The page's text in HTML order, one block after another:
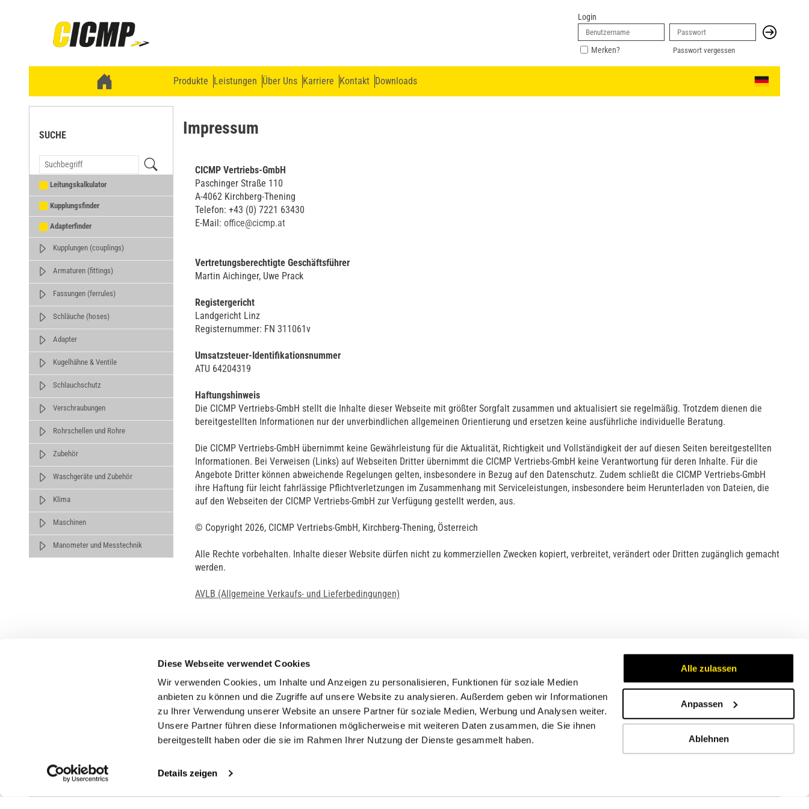
Diese Webseite verwendet Cookies
Wir verwenden Cookies, um Inhalte und Anzeigen zu personalisieren, Funktionen für soziale Medien
anbieten zu können und die Zugriffe auf unsere Website zu analysieren. Außerdem geben wir Informationen
zu Ihrer Verwendung unserer Website an unsere Partner für soziale Medien, Werbung und Analysen weiter.
Unsere Partner führen diese Informationen möglicherweise mit weiteren Daten zusammen, die Sie ihnen
bereitgestellt haben oder die sie im Rahmen Ihrer Nutzung der Dienste gesammelt haben.
Details zeigen
Alle zulassen
Anpassen
Ablehnen
Login
Merken? Passwort vergessen
Produkte Leistungen Über Uns Karriere Kontakt Downloads
SUCHE
Leitungskalkulator
Kupplungsfinder
Adapterfinder
Kupplungen (couplings)
Armaturen (fittings)
Fassungen (ferrules)
Schläuche (hoses)
Adapter
Kugelhähne & Ventile
Schlauchschutz
Verschraubungen
Rohrschellen und Rohre
Zubehör
Waschgeräte und Zubehör
Klima
Maschinen
Manometer und Messtechnik
Impressum
CICMP Vertriebs-GmbH
Paschinger Straße 110
A-4062 Kirchberg-Thening
Telefon: +43 (0) 7221 63430
E-Mail: office@cicmp.at
Vertretungsberechtigte Geschäftsführer
Martin Aichinger, Uwe Prack
Registergericht
Landgericht Linz
Registernummer: FN 311061v
Umsatzsteuer-Identifikationsnummer
ATU 64204319
Haftungshinweis
Die CICMP Vertriebs-GmbH stellt die Inhalte dieser Webseite mit größter Sorgfalt zusammen und aktualisiert sie regelmäßig. Trotzdem dienen die
bereitgestellten Informationen nur der unverbindlichen allgemeinen Orientierung und ersetzen keine ausführliche individuelle Beratung.
Die CICMP Vertriebs-GmbH übernimmt keine Gewährleistung für die Aktualität, Richtigkeit und Vollständigkeit der auf diesen Seiten bereitgestellten
Informationen. Bei Verweisen (Links) auf Webseiten Dritter übernimmt die CICMP Vertriebs-GmbH keine Verantwortung für deren Inhalte. Für die
Angebote Dritter können abweichende Regelungen gelten, insbesondere in Bezug auf den Datenschutz. Zudem schließt die CICMP Vertriebs-GmbH
ihre Haftung für leicht fahrlässige Pflichtverletzungen im Zusammenhang mit Serviceleistungen, insbesondere beim Herunterladen von Dateien, die
auf den Webseiten der CICMP Vertriebs-GmbH zur Verfügung gestellt werden, aus.
© Copyright 2026, CICMP Vertriebs-GmbH, Kirchberg-Thening, Österreich
Alle Rechte vorbehalten. Inhalte dieser Website dürfen nicht zu kommerziellen Zwecken kopiert, verbreitet, verändert oder Dritten zugänglich gemacht
werden.
AVLB (Allgemeine Verkaufs- und Lieferbedingungen)
Unternehmen
Über uns
Service
Downloads
Kontakt
Tel.: (+43) 07221 63430
Zertifikate